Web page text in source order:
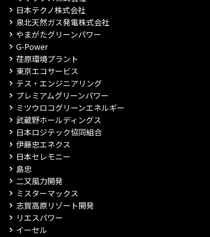
日本テクノ株式会社
泉北天然ガス発電株式会社
やまがたグリーンパワー
G-Power
荏原環境プラント
東京エコサービス
テス・エンジニアリング
プレミアムグリーンパワー
ミツウロコグリーンエネルギー
武蔵野ホールディングス
日本ロジテック協同組合
伊藤忠エネクス
日本セレモニー
島忠
二又風力開発
ミスターマックス
志賀高原リゾート開発
リエスパワー
イーセル